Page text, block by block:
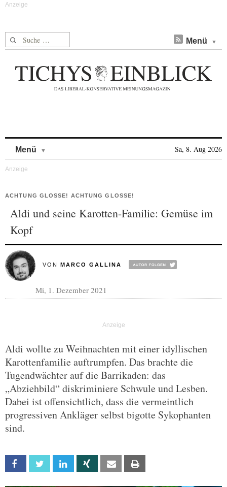
Suche nach: Menü
Menü Sa, 8. Aug 2026
ACHTUNG GLOSSE! ACHTUNG GLOSSE!
Aldi und seine Karotten-Familie: Gemüse im
Kopf
VON MARCO GALLINA
Mi, 1. Dezember 2021
Aldi wollte zu Weihnachten mit einer idyllischen
Karottenfamilie auftrumpfen. Das brachte die
Tugendwächter auf die Barrikaden: das
„Abziehbild“ diskriminiere Schwule und Lesben.
Dabei ist offensichtlich, dass die vermeintlich
progressiven Ankläger selbst bigotte Sykophanten
sind.
Facebook Twitter Linkedin Xing Email